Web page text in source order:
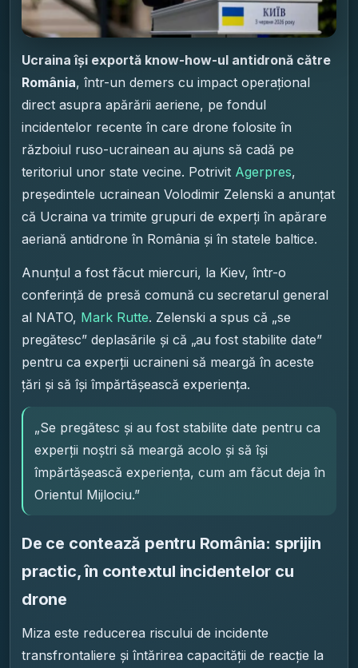
Ucraina își exportă know-how-ul antidronă către
România, într-un demers cu impact operațional
direct asupra apărării aeriene, pe fondul
incidentelor recente în care drone folosite în
războiul ruso-ucrainean au ajuns să cadă pe
teritoriul unor state vecine. Potrivit Agerpres,
președintele ucrainean Volodimir Zelenski a anunțat
că Ucraina va trimite grupuri de experți în apărare
aeriană antidrone în România și în statele baltice.
Anunțul a fost făcut miercuri, la Kiev, într-o
conferință de presă comună cu secretarul general
al NATO, Mark Rutte. Zelenski a spus că „se
pregătesc” deplasările și că „au fost stabilite date”
pentru ca experții ucraineni să meargă în aceste
țări și să își împărtășească experiența.
„Se pregătesc și au fost stabilite date pentru ca
experții noștri să meargă acolo și să își
împărtășească experiența, cum am făcut deja în
Orientul Mijlociu.”
De ce contează pentru România: sprijin
practic, în contextul incidentelor cu
drone
Miza este reducerea riscului de incidente
transfrontaliere și întărirea capacității de reacție la